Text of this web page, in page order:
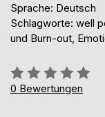
Sprache: Deutsch
Schlagworte: well
und Burn-out,
Bewertung::
0%
0 Bewertungen